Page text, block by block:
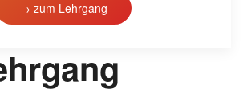
→ zum Lehrgang